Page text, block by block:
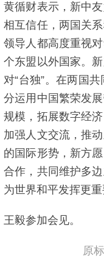
黄循财表示，新中
相互信任，两国关
领导人都高度重视
个东盟以外国家。
对“台独”。在两国
分运用中国繁荣发
规模，拓展数字经
加强人文交流，推
的国际形势，新方
合作，共同维护多
为世界和平发挥更重
王毅参加会见。
原